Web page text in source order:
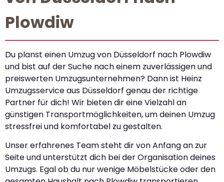
Plowdiw
Du planst einen Umzug von Düsseldorf nach Plowdiw
und bist auf der Suche nach einem zuverlässigen und
preiswerten Umzugsunternehmen? Dann ist Heinz
Umzugsservice aus Düsseldorf genau der richtige
Partner für dich! Wir bieten dir eine Vielzahl an
günstigen Transportmöglichkeiten, um deinen Umzug
stressfrei und komfortabel zu gestalten.
Unser erfahrenes Team steht dir von Anfang an zur
Seite und unterstützt dich bei der Organisation deines
Umzugs. Egal ob du nur wenige Möbelstücke oder den